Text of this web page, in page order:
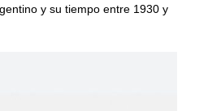
y su tiempo entre 1930 y